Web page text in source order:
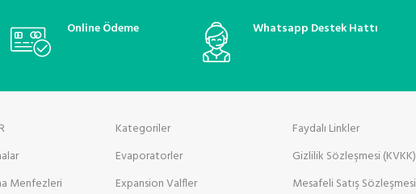
Online Ödeme Whatsapp Destek Hattı
Menfezleri
Kategoriler
Evaporatorler
Expansion Valfler
Faydalı Linkler
Gizlilik Sözleşmesi (KVKK)
Mesafeli Satış Sözleşmesi